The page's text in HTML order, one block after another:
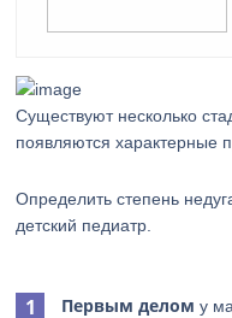
Существуют несколько
появляются характерные
Определить степень
детский педиатр.
Первым делом у